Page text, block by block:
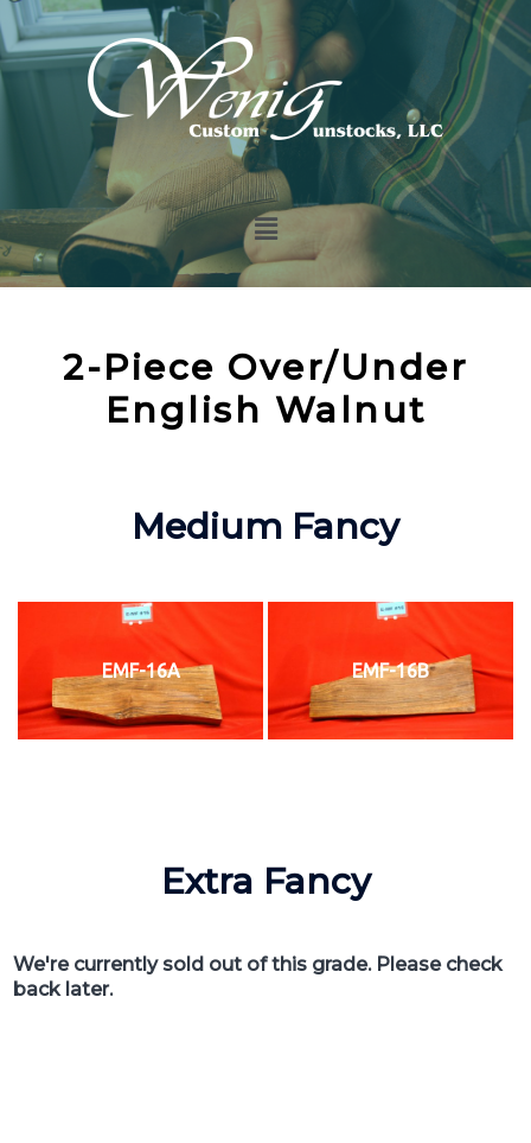
2-Piece Over/Under
English Walnut
Medium Fancy
EMF-16A EMF-16B
Extra Fancy
We're currently sold out of this grade. Please check
back later.